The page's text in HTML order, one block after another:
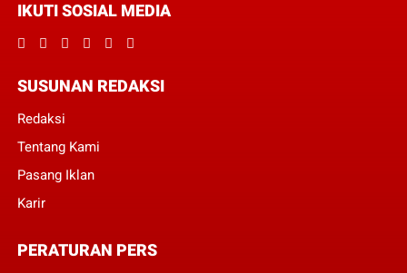
IKUTI SOSIAL MEDIA
SUSUNAN REDAKSI
Redaksi
Tentang Kami
Pasang Iklan
Karir
PERATURAN PERS